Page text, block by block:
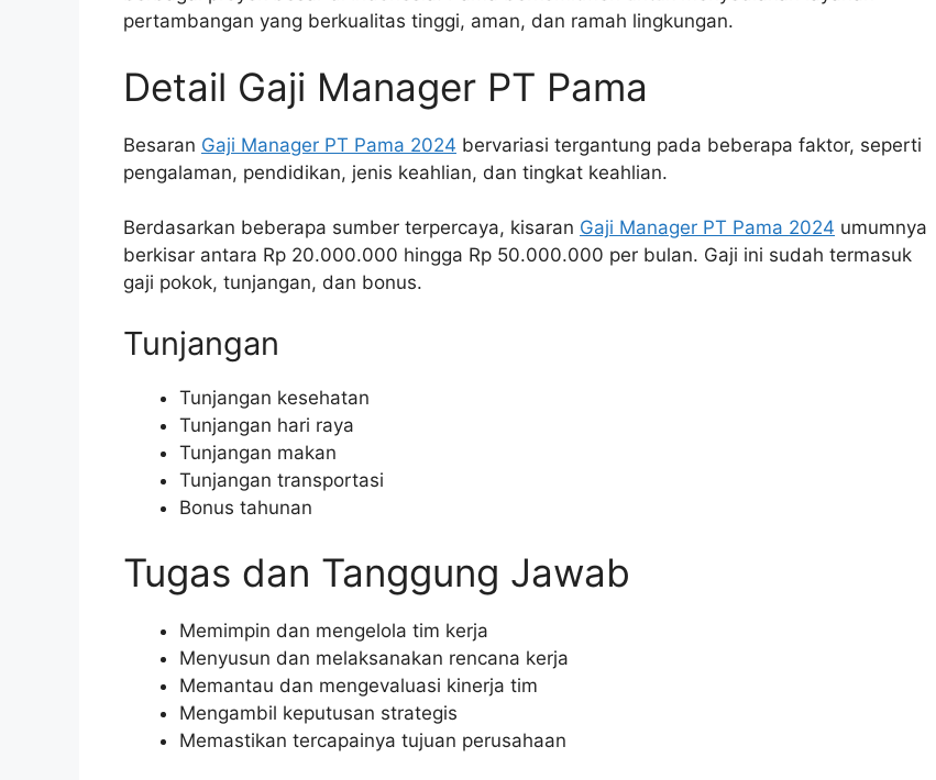
pertambangan yang berkualitas tinggi, aman, dan ramah lingkungan.
Detail Gaji Manager PT Pama
Besaran Gaji Manager PT Pama 2024 bervariasi tergantung pada beberapa faktor, seperti
pengalaman, pendidikan, jenis keahlian, dan tingkat keahlian.
Berdasarkan beberapa sumber terpercaya, kisaran Gaji Manager PT Pama 2024 umumnya
berkisar antara Rp 20.000.000 hingga Rp 50.000.000 per bulan. Gaji ini sudah termasuk
gaji pokok, tunjangan, dan bonus.
Tunjangan
Tunjangan kesehatan
Tunjangan hari raya
Tunjangan makan
Tunjangan transportasi
Bonus tahunan
Tugas dan Tanggung Jawab
Memimpin dan mengelola tim kerja
Menyusun dan melaksanakan rencana kerja
Memantau dan mengevaluasi kinerja tim
Mengambil keputusan strategis
Memastikan tercapainya tujuan perusahaan